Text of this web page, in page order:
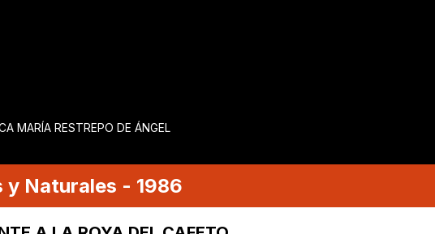
MARÍA RESTREPO DE ÁNGEL
y Naturales - 1986